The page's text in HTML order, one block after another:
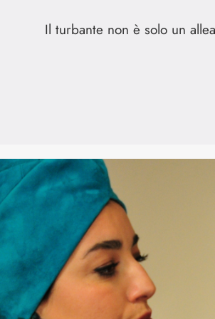
Il turbante non è solo un